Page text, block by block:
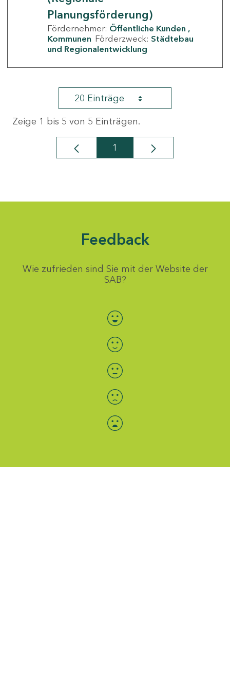
Planungsförderung)
Fördernehmer: Öffentliche Kunden
Kommunen Förderzweck: Städtebau
und Regionalentwicklung
20 Einträge
Zeige 1 bis 5 von 5 Einträgen.
Seite
1
Feedback
Wie zufrieden sind Sie mit der Website der
SAB?
Bewertung auswählen